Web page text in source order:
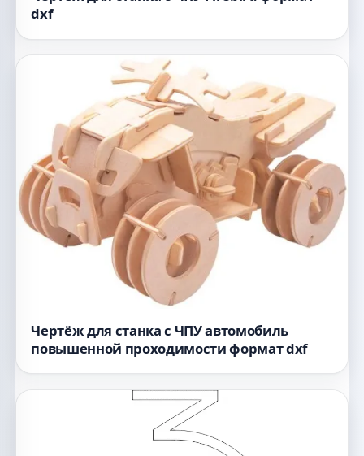
dxf
Чертёж для станка с ЧПУ автомобиль
повышенной проходимости формат dxf